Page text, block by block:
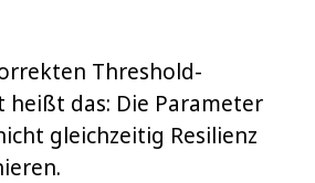
Threshold-
heißt das: Die Parameter
gleichzeitig Resilienz